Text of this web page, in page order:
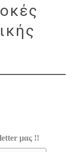
μας !!